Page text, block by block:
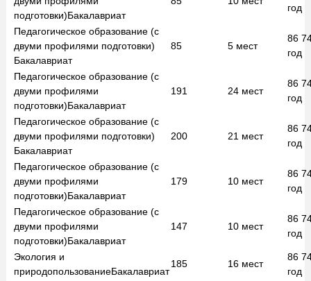
подготовки)Бакалавриат
год
Педагогическое образование (с
двуми профилями подготовки)
Бакалавриат
85 5 мест
86
год
Педагогическое образование (с
двуми профилями
подготовки)Бакалавриат
191 24 мест
86
год
Педагогическое образование (с
двуми профилями подготовки)
Бакалавриат
200 21 мест
86
год
Педагогическое образование (с
двуми профилями
подготовки)Бакалавриат
179 10 мест
86
год
Педагогическое образование (с
двуми профилями
подготовки)Бакалавриат
147 10 мест
86
год
Экология и
природопользованиеБакалавриат
185 16 мест
86
год